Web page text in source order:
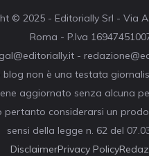
© 2025 - Editorially Srl - Via
Roma - P.Iva
-
blog non è una testata
aggiornato senza alcuna
pertanto considerarsi un
sensi della legge n. 62 del
DisclaimerPrivacy Policy